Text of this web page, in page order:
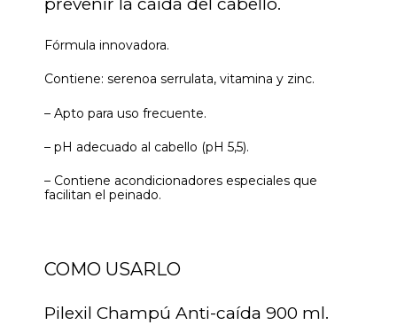
prevenir la caída del cabello.
Fórmula innovadora.
Contiene: serenoa serrulata, vitamina y zinc.
– Apto para uso frecuente.
– pH adecuado al cabello (pH 5,5).
– Contiene acondicionadores especiales que
facilitan el peinado.
COMO USARLO
Pilexil Champú Anti-caída 900 ml.